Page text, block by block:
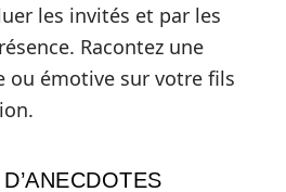
les invités et par les
Racontez une
ou émotive sur votre fils